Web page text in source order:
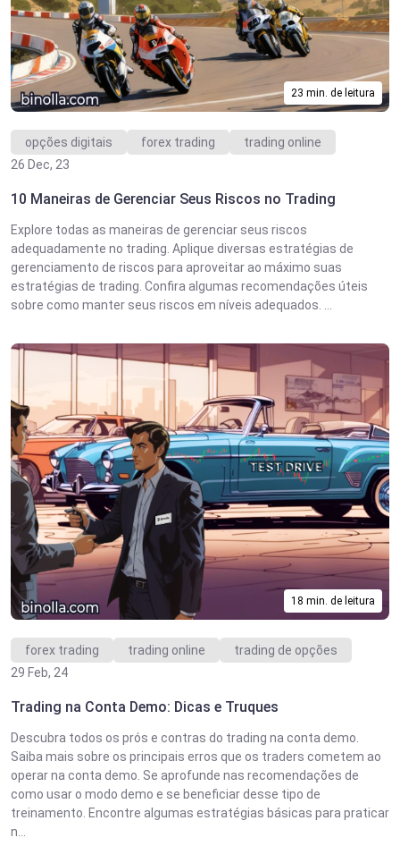
23 min. de leitura
opções digitais forex trading
trading online
26 Dec, 23
10 Maneiras de Gerenciar Seus Riscos no Trading
Explore todas as maneiras de gerenciar seus riscos
adequadamente no trading. Aplique diversas estratégias de
gerenciamento de riscos para aproveitar ao máximo suas
estratégias de trading. Confira algumas recomendações úteis
sobre como manter seus riscos em níveis adequados. ...
18 min. de leitura
forex trading trading online
trading de opções
29 Feb, 24
Trading na Conta Demo: Dicas e Truques
Descubra todos os prós e contras do trading na conta demo.
Saiba mais sobre os principais erros que os traders cometem ao
operar na conta demo. Se aprofunde nas recomendações de
como usar o modo demo e se beneficiar desse tipo de
treinamento. Encontre algumas estratégias básicas para praticar
n...